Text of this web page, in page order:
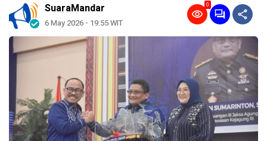
SuaraMandar
6 May 2026 - 19:55 WIT
0